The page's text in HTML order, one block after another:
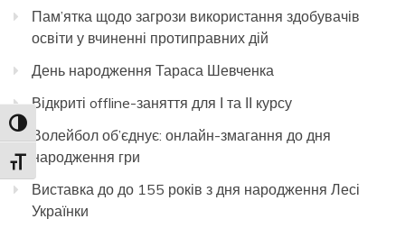
Toggle High Contrast
Toggle Font size
Пам’ятка щодо загрози використання здобувачів
освіти у вчиненні протиправних дій
День народження Тараса Шевченка
Відкриті offline-заняття для І та ІІ курсу
Волейбол об’єднує: онлайн-змагання до дня
народження гри
Виставка до до 155 років з дня народження Лесі
Українки